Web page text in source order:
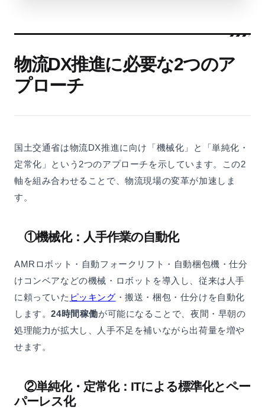
物流DX推進に必要な2つのア
プローチ
国土交通省は物流DX推進に向け「機械化」と「単純化・
定常化」という2つのアプローチを示しています。この2
軸を組み合わせることで、物流現場の変革が加速しま
す。
①機械化：人手作業の自動化
AMRロボット・自動フォークリフト・自動梱包機・仕分
けコンベアなどの機械・ロボットを導入し、従来は人手
に頼っていた ピッキング ・搬送・梱包・仕分けを自動化
します。24時間稼働が可能になることで、夜間・早朝の
処理能力が拡大し、人手不足を補いながら出荷量を増や
せます。
②単純化・定常化：ITによる標準化とペー
パーレス化